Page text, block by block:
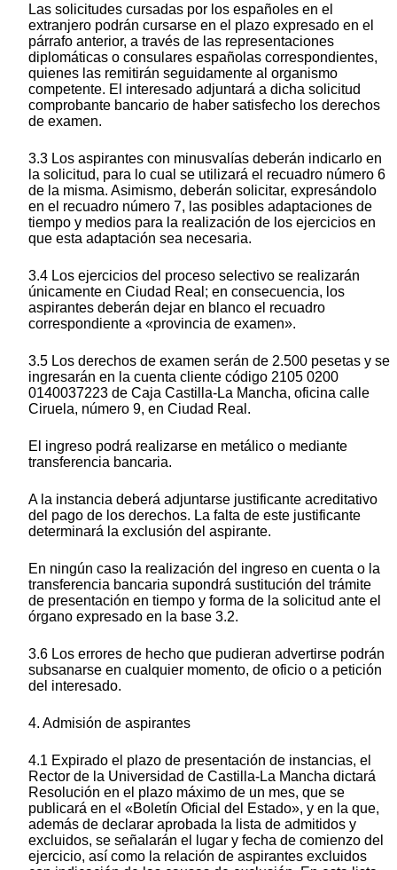
Las solicitudes cursadas por los españoles en el
extranjero podrán cursarse en el plazo expresado en el
párrafo anterior, a través de las representaciones
diplomáticas o consulares españolas correspondientes,
quienes las remitirán seguidamente al organismo
competente. El interesado adjuntará a dicha solicitud
comprobante bancario de haber satisfecho los derechos
de examen.
3.3 Los aspirantes con minusvalías deberán indicarlo en
la solicitud, para lo cual se utilizará el recuadro número 6
de la misma. Asimismo, deberán solicitar, expresándolo
en el recuadro número 7, las posibles adaptaciones de
tiempo y medios para la realización de los ejercicios en
que esta adaptación sea necesaria.
3.4 Los ejercicios del proceso selectivo se realizarán
únicamente en Ciudad Real; en consecuencia, los
aspirantes deberán dejar en blanco el recuadro
correspondiente a «provincia de examen».
3.5 Los derechos de examen serán de 2.500 pesetas y se
ingresarán en la cuenta cliente código 2105 0200
0140037223 de Caja Castilla-La Mancha, oficina calle
Ciruela, número 9, en Ciudad Real.
El ingreso podrá realizarse en metálico o mediante
transferencia bancaria.
A la instancia deberá adjuntarse justificante acreditativo
del pago de los derechos. La falta de este justificante
determinará la exclusión del aspirante.
En ningún caso la realización del ingreso en cuenta o la
transferencia bancaria supondrá sustitución del trámite
de presentación en tiempo y forma de la solicitud ante el
órgano expresado en la base 3.2.
3.6 Los errores de hecho que pudieran advertirse podrán
subsanarse en cualquier momento, de oficio o a petición
del interesado.
4. Admisión de aspirantes
4.1 Expirado el plazo de presentación de instancias, el
Rector de la Universidad de Castilla-La Mancha dictará
Resolución en el plazo máximo de un mes, que se
publicará en el «Boletín Oficial del Estado», y en la que,
además de declarar aprobada la lista de admitidos y
excluidos, se señalarán el lugar y fecha de comienzo del
ejercicio, así como la relación de aspirantes excluidos